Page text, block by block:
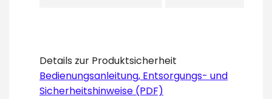
Details zur Produktsicherheit
Bedienungsanleitung, Entsorgungs- und
Sicherheitshinweise (PDF)